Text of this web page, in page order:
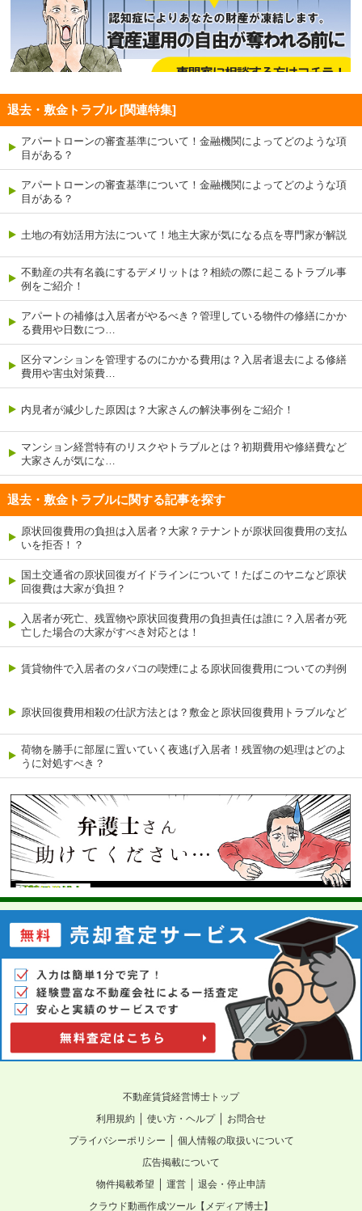
退去・敷金トラブル [関連特集]
アパートローンの審査基準について！金融機関によってどのような項
目がある？
アパートローンの審査基準について！金融機関によってどのような項
目がある？
土地の有効活用方法について！地主大家が気になる点を専門家が解説
不動産の共有名義にするデメリットは？相続の際に起こるトラブル事
例をご紹介！
アパートの補修は入居者がやるべき？管理している物件の修繕にかか
る費用や日数につ…
区分マンションを管理するのにかかる費用は？入居者退去による修繕
費用や害虫対策費…
内見者が減少した原因は？大家さんの解決事例をご紹介！
マンション経営特有のリスクやトラブルとは？初期費用や修繕費など
大家さんが気にな…
退去・敷金トラブルに関する記事を探す
原状回復費用の負担は入居者？大家？テナントが原状回復費用の支払
いを拒否！？
国土交通省の原状回復ガイドラインについて！たばこのヤニなど原状
回復費は大家が負担？
入居者が死亡、残置物や原状回復費用の負担責任は誰に？入居者が死
亡した場合の大家がすべき対応とは！
賃貸物件で入居者のタバコの喫煙による原状回復費用についての判例
原状回復費用相殺の仕訳方法とは？敷金と原状回復費用トラブルなど
荷物を勝手に部屋に置いていく夜逃げ入居者！残置物の処理はどのよ
うに対処すべき？
不動産賃貸経営博士トップ
利用規約 ｜ 使い方・ヘルプ｜ お問合せ
プライバシーポリシー ｜ 個人情報の取扱いについて
広告掲載について
物件掲載希望 ｜ 運営 ｜ 退会・停止申請
クラウド動画作成ツール【メディア博士】